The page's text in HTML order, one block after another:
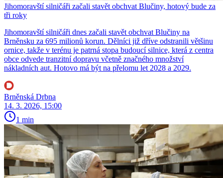
Jihomoravští silničáři začali stavět obchvat Blučiny, hotový bude za
tři roky
Jihomoravští silničáři dnes začali stavět obchvat Blučiny na
Brněnsku za 695 milionů korun. Dělníci již dříve odstranili většinu
ornice, takže v terénu je patrná stopa budoucí silnice, která z centra
obce odvede tranzitní dopravu včetně značného množství
nákladních aut. Hotovo má být na přelomu let 2028 a 2029.
Brněnská Drbna
14. 3. 2026, 15:00
1 min